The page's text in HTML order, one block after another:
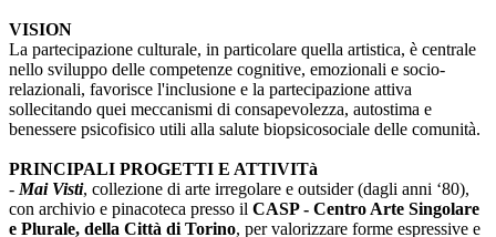
VISION
La partecipazione culturale, in particolare quella artistica, è centrale
nello sviluppo delle competenze cognitive, emozionali e socio-
relazionali, favorisce l'inclusione e la partecipazione attiva
sollecitando quei meccanismi di consapevolezza, autostima e
benessere psicofisico utili alla salute biopsicosociale delle comunità.
PRINCIPALI PROGETTI E ATTIVITà
- Mai Visti, collezione di arte irregolare e outsider (dagli anni ‘80),
con archivio e pinacoteca presso il CASP - Centro Arte Singolare
e Plurale, della Città di Torino, per valorizzare forme espressive e